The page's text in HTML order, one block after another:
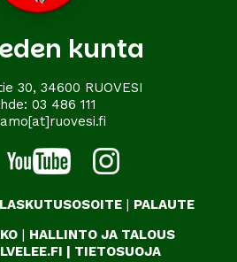
kunta
30, 34600 RUOVESI
03 486 111
LASKUTUSOSOITE | PALAUTE
| HALLINTO JA TALOUS
| TIETOSUOJA